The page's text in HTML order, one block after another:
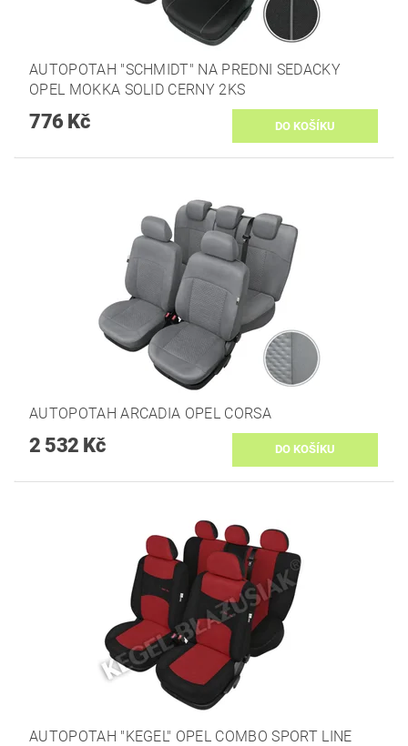
AUTOPOTAH "SCHMIDT" NA PREDNI SEDACKY
OPEL MOKKA SOLID CERNY 2KS
776 Kč
AUTOPOTAH ARCADIA OPEL CORSA
2 532 Kč
AUTOPOTAH "KEGEL" OPEL COMBO SPORT LINE